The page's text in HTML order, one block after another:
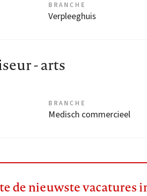
BRANCHE
Verpleeghuis
- arts
BRANCHE
Medisch commercieel
de nieuwste vacatures